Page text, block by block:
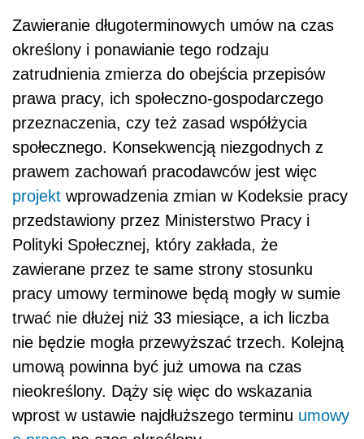
Zawieranie długoterminowych umów na czas
określony i ponawianie tego rodzaju
zatrudnienia zmierza do obejścia przepisów
prawa pracy, ich społeczno-gospodarczego
przeznaczenia, czy też zasad współżycia
społecznego. Konsekwencją niezgodnych z
prawem zachowań pracodawców jest więc
projekt wprowadzenia zmian w Kodeksie pracy
przedstawiony przez Ministerstwo Pracy i
Polityki Społecznej, który zakłada, że
zawierane przez te same strony stosunku
pracy umowy terminowe będą mogły w sumie
trwać nie dłużej niż 33 miesiące, a ich liczba
nie będzie mogła przewyższać trzech. Kolejną
umową powinna być już umowa na czas
nieokreślony. Dąży się więc do wskazania
wprost w ustawie najdłuższego terminu umowy